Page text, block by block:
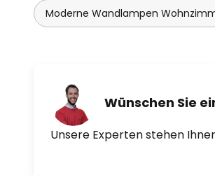
Moderne Wandlampen
Wünschen Sie
Unsere Experten stehen